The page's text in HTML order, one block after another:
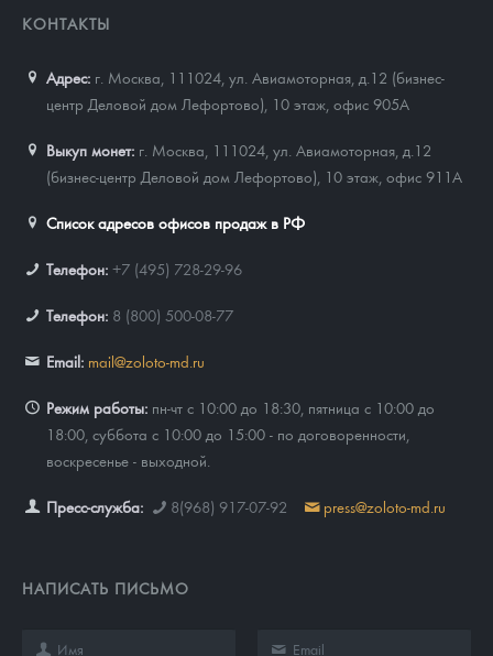
КОНТАКТЫ
Адрес: г. Москва, 111024 ул. Авиамоторная, д.12 (бизнес-
центр Деловой дом Лефортово), 10 этаж, офис 905А
Выкуп монет: г. Москва, 111024, ул. Авиамоторная, д.12
(бизнес-центр Деловой дом Лефортово), 10 этаж, офис 911А
Список адресов офисов продаж в РФ
Телефон: +7 (495) 728-29-96
Телефон: 8 (800) 500-08-77
Email: mail@zoloto-md.ru
Режим работы: пн-чт с 10:00 до 18:30, пятница с 10:00 до
18:00, суббота с 10:00 до 15:00 - по договоренности,
воскресенье - выходной.
Пресс-служба: 8(968) 917-07-92 press@zoloto-md.ru
НАПИСАТЬ ПИСЬМО